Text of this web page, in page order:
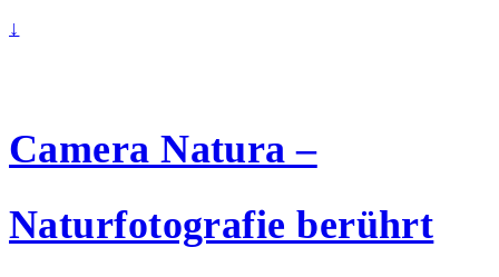
↓
Camera Natura –
Naturfotografie berührt